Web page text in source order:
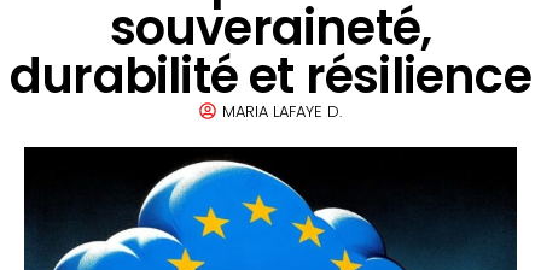
souveraineté,
durabilité et résilience
MARIA LAFAYE D.